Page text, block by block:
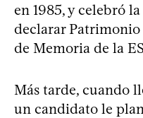
en 1985, y celebró
declarar
de Memoria de la
Más tarde, cuando
un candidato le